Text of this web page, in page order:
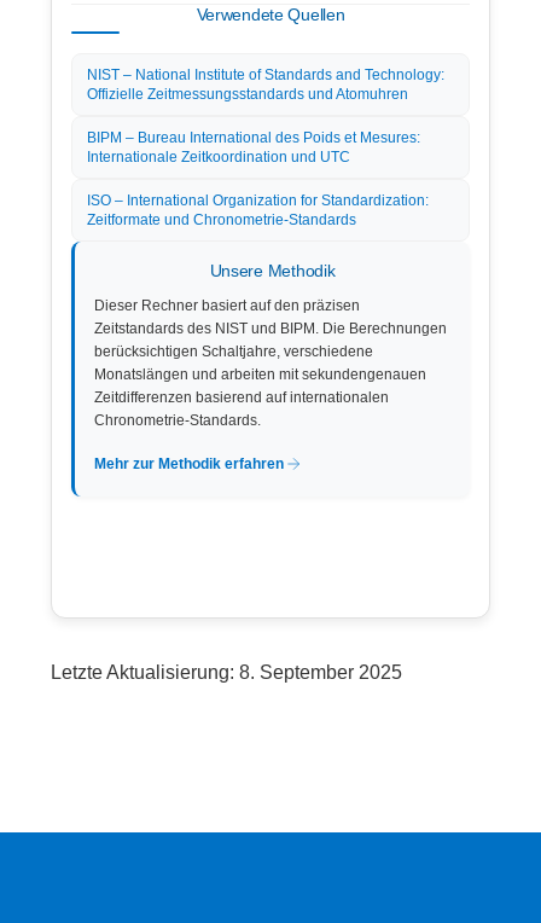
Verwendete Quellen
NIST – National Institute of Standards and Technology:
Offizielle Zeitmessungsstandards und Atomuhren
BIPM – Bureau International des Poids et Mesures:
Internationale Zeitkoordination und UTC
ISO – International Organization for Standardization:
Zeitformate und Chronometrie-Standards
Unsere Methodik
Dieser Rechner basiert auf den präzisen
Zeitstandards des NIST und BIPM. Die Berechnungen
berücksichtigen Schaltjahre, verschiedene
Monatslängen und arbeiten mit sekundengenauen
Zeitdifferenzen basierend auf internationalen
Chronometrie-Standards.
Mehr zur Methodik erfahren
Letzte Aktualisierung: 8. September 2025